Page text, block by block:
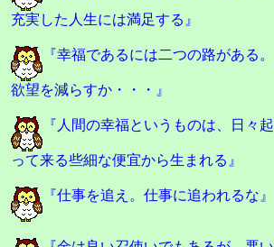
充実した人生には満足する』
『幸福であるには二つの路がある。
欲望を減らすか・・・』
『人間の幸福というものは、日々起
って来る些細な便宜から生まれる』
『仕事を追え。仕事に追われるな』